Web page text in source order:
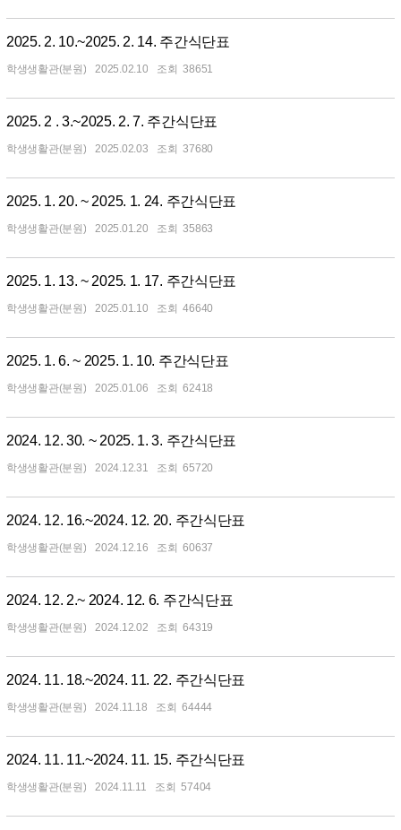
2025. 2. 10.~2025. 2. 14. 주간식단표
학생생활관(분원) 2025.02.10 38651
2025. 2 . 3.~2025. 2. 7. 주간식단표
학생생활관(분원) 2025.02.03 37680
2025. 1. 20. ~ 2025. 1. 24. 주간식단표
학생생활관(분원) 2025.01.20 35863
2025. 1. 13. ~ 2025. 1. 17. 주간식단표
학생생활관(분원) 2025.01.10 46640
2025. 1. 6. ~ 2025. 1. 10. 주간식단표
학생생활관(분원) 2025.01.06 62418
2024. 12. 30. ~ 2025. 1. 3. 주간식단표
학생생활관(분원) 2024.12.31 65720
2024. 12. 16.~2024. 12. 20. 주간식단표
학생생활관(분원) 2024.12.16 60637
2024. 12. 2.~ 2024. 12. 6. 주간식단표
학생생활관(분원) 2024.12.02 64319
2024. 11. 18.~2024. 11. 22. 주간식단표
학생생활관(분원) 2024.11.18 64444
2024. 11. 11.~2024. 11. 15. 주간식단표
학생생활관(분원) 2024.11.11 57404